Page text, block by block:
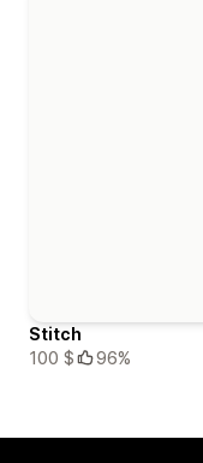
Stitch
100 $
96%